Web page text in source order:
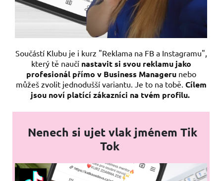
Součástí Klubu je i kurz "Reklama na FB a Instagramu",
který tě naučí nastavit si svou reklamu jako
profesionál přímo v Business Manageru nebo
můžeš zvolit jednodušší variantu. Je to na tobě. Cílem
jsou noví platící zákazníci na tvém profilu.
Nenech si ujet vlak jménem Tik
Tok